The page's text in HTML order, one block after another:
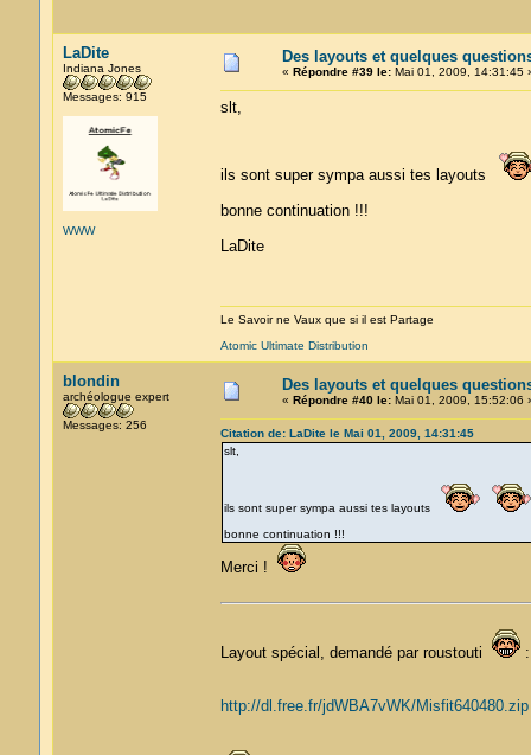
LaDite
Indiana Jones
Messages: 915
WWW
Des layouts et quelques
« Répondre #39 le:Mai 01, 2009, 14:31:45
slt,
ils sont super sympa aussi tes layouts
bonne continuation !!!
LaDite
Le Savoir ne Vaux que si il est Partage
Atomic Ultimate Distribution
blondin
archéologue expert
Messages: 256
Des layouts et quelques
« Répondre #40 le:Mai 01, 2009, 15:52:06
Citation de: LaDite le Mai 01, 2009, 14:31:45
slt,
ils sont super sympa aussi tes layouts
bonne continuation !!!
Merci !
Layout spécial, demandé par roustouti :
http://dl.free.fr/jdWBA7vWK/Misfit640480.zip